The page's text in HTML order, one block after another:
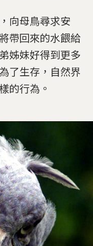
向母鳥尋求安
帶回來的水餵給
姊妹好得到更多
了生存，自然界
的行為。